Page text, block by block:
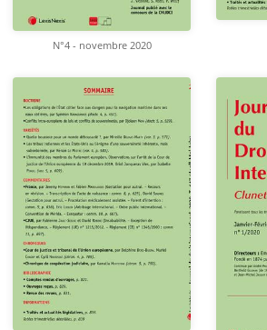
N°4 - novembre 2020